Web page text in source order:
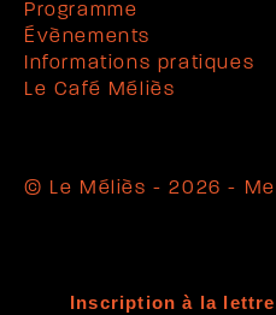
Programme
Évènements
Informations pratiques
Le Café Méliès
© Le Méliès - 2026 -
Inscription à la